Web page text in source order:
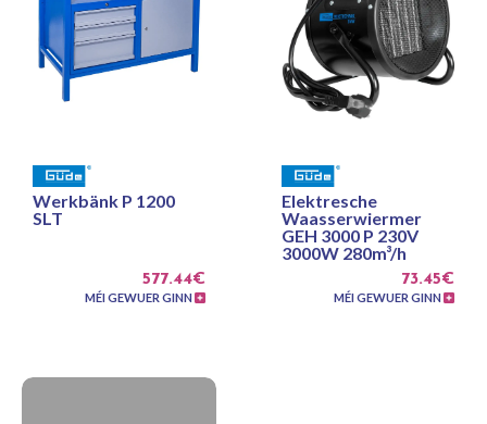
Werkbänk P 1200
SLT
577.44€
MÉI GEWUER GINN
Elektresche
Waasserwiermer
GEH 3000 P 230V
3000W 280m³/h
73.45€
MÉI GEWUER GINN